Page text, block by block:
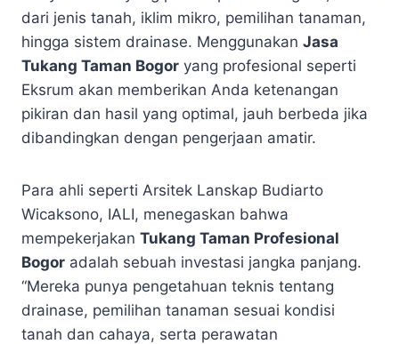
dari jenis tanah, iklim mikro, pemilihan tanaman,
hingga sistem drainase. Menggunakan Jasa
Tukang Taman Bogor yang profesional seperti
Eksrum akan memberikan Anda ketenangan
pikiran dan hasil yang optimal, jauh berbeda jika
dibandingkan dengan pengerjaan amatir.
Para ahli seperti Arsitek Lanskap Budiarto
Wicaksono, IALI, menegaskan bahwa
mempekerjakan Tukang Taman Profesional
Bogor adalah sebuah investasi jangka panjang.
“Mereka punya pengetahuan teknis tentang
drainase, pemilihan tanaman sesuai kondisi
tanah dan cahaya, serta perawatan